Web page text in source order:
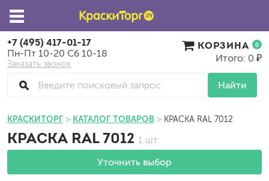
+7 (495) 417-01-17
Пн-Пт 10-20 Сб 10-18
Заказать звонок
Найти
КОРЗИНА 0
Итого: 0 ₽
КРАСКИТОРГ КАТАЛОГ ТОВАРОВ КРАСКА RAL 7012
КРАСКА RAL 7012 1 шт.
Уточнить выбор